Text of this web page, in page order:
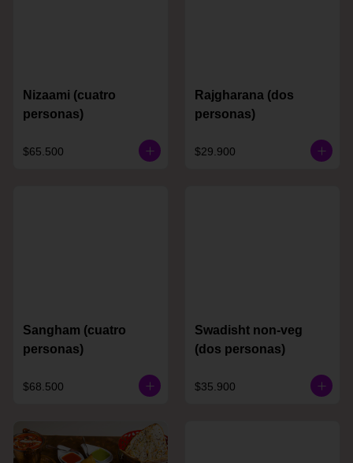
Nizaami (cuatro
personas)
$65.500
Rajgharana (dos
personas)
$29.900
Sangham (cuatro
personas)
$68.500
Swadisht non-veg
(dos personas)
$35.900